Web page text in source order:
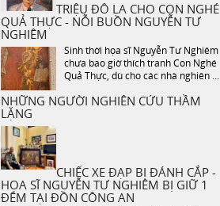
TRIỆU ĐÔ LA CHO CON NGHÉ
QUẢ THỰC - NỖI BUỒN NGUYỄN TƯ
NGHIÊM
Sinh thời họa sĩ Nguyễn Tư Nghiêm
chưa bao giờ thích tranh Con Nghé
Quả Thực, dù cho các nhà nghiên ...
NHỮNG NGƯỜI NGHIÊN CỨU THẦM
LẶNG
CHIẾC XE ĐẠP BỊ ĐÁNH CẮP -
HỌA SĨ NGUYỄN TƯ NGHIÊM BỊ GIỮ 1
ĐÊM TẠI ĐỒN CÔNG AN